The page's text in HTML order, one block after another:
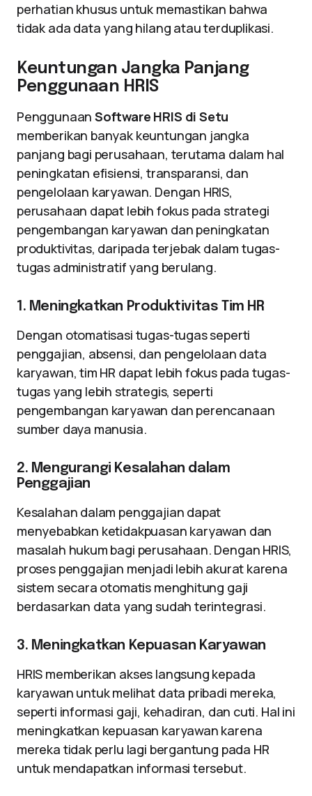
perhatian khusus untuk memastikan bahwa
tidak ada data yang hilang atau terduplikasi.
Keuntungan Jangka Panjang
Penggunaan HRIS
PenggunaanSoftware HRIS di Setu
memberikan banyak keuntungan jangka
panjang bagi perusahaan, terutama dalam hal
peningkatan efisiensi, transparansi, dan
pengelolaan karyawan. Dengan HRIS,
perusahaan dapat lebih fokus pada strategi
pengembangan karyawan dan peningkatan
produktivitas, daripada terjebak dalam tugas-
tugas administratif yang berulang.
1. Meningkatkan Produktivitas Tim HR
Dengan otomatisasi tugas-tugas seperti
penggajian, absensi, dan pengelolaan data
karyawan, tim HR dapat lebih fokus pada tugas-
tugas yang lebih strategis, seperti
pengembangan karyawan dan perencanaan
sumber daya manusia.
2. Mengurangi Kesalahan dalam
Penggajian
Kesalahan dalam penggajian dapat
menyebabkan ketidakpuasan karyawan dan
masalah hukum bagi perusahaan. Dengan HRIS,
proses penggajian menjadi lebih akurat karena
sistem secara otomatis menghitung gaji
berdasarkan data yang sudah terintegrasi.
3. Meningkatkan Kepuasan Karyawan
HRIS memberikan akses langsung kepada
karyawan untuk melihat data pribadi mereka,
seperti informasi gaji, kehadiran, dan cuti. Hal ini
meningkatkan kepuasan karyawan karena
mereka tidak perlu lagi bergantung pada HR
untuk mendapatkan informasi tersebut.